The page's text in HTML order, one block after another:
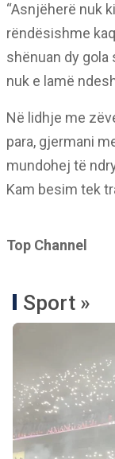
“Asnjëherë nuk
rëndësishme
shënuan dy
nuk e lamë
Në lidhje me
para, gjermani
mundohej të
Kam besim tek
Top Channel
Sport »